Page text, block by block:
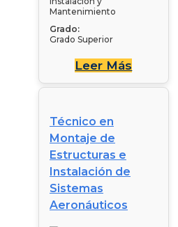
Mantenimiento
Grado:
Grado Superior
Leer Más
Técnico en
Montaje de
Estructuras e
Instalación de
Sistemas
Aeronáuticos